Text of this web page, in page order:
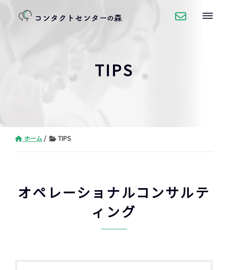
TIPS
ホーム TIPS
オペレーショナルコンサルテ
ィング